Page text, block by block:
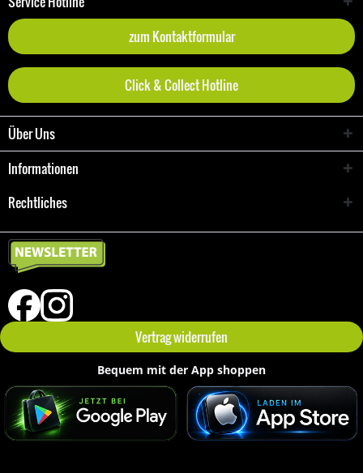
zum Kontaktformular
Click & Collect Hotline
Über Uns
Informationen
Rechtliches
Vertrag widerrufen
Bequem mit der App shoppen